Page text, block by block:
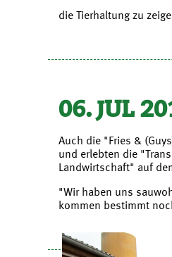
die Tierhaltung zu
06. JUL
Auch die "Fries &
und erlebten die
Landwirtschaft" auf
"Wir haben uns
kommen bestimmt